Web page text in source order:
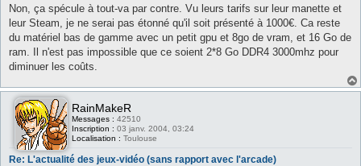
s
a
g
Non, ça spécule à tout-va par contre. Vu leurs tarifs sur leur manette et
leur Steam, je ne serai pas étonné qu'il soit présenté à 1000€. Ca reste
du matériel bas de gamme avec un petit gpu et 8go de vram, et 16 Go de
ram. Il n'est pas impossible que ce soient 2*8 Go DDR4 3000mhz pour
diminuer les coûts.
RainMakeR
Messages : 42510
Inscription : 03 janv. 2004, 03:24
Localisation : Toulouse
Re: L'actualité des jeux-vidéo (sans rapport avec l'arcade)